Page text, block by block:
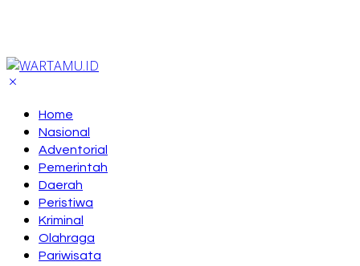
Home
Nasional
Adventorial
Pemerintah
Daerah
Peristiwa
Kriminal
Olahraga
Pariwisata